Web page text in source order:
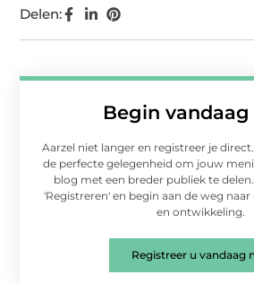
Begin
Aarzel niet langer en registreer je
de perfecte gelegenheid om jouw
blog met een breder publiek te
'Registreren' en begin aan de weg
en ontwikkeling.
Registreer u vandaag
Delen: